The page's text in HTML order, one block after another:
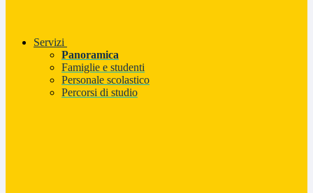
Servizi
Panoramica
Famiglie e studenti
Personale scolastico
Percorsi di studio